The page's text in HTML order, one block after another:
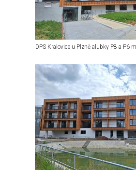
DPS Kralovice u Plzně alubky P8 a P6